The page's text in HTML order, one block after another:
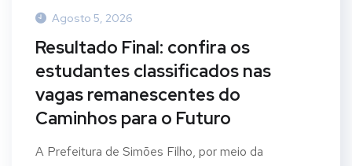
Agosto 5, 2026
Resultado Final: confira os
estudantes classificados nas
vagas remanescentes do
Caminhos para o Futuro
A Prefeitura de Simões Filho, por meio da